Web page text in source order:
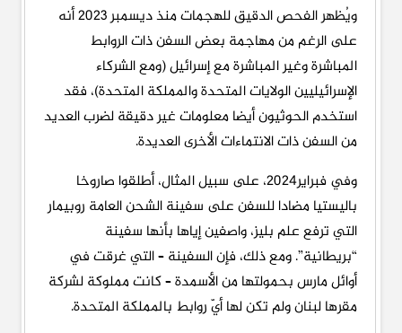
ويُظهر الفحص الدقيق للهجمات منذ ديسمبر 2023 أنه
على الرغم من مهاجمة بعض السفن ذات الروابط
المباشرة وغير المباشرة مع إسرائيل (ومع الشركاء
الإسرائيليين الولايات المتحدة والمملكة المتحدة)، فقد
استخدم الحوثيون أيضا معلومات غير دقيقة لضرب العديد
من السفن ذات الانتماءات الأخرى العديدة.
وفي فبراير2024، على سبيل المثال، أطلقوا صاروخا
باليستيا مضادا للسفن على سفينة الشحن العامة روبيمار
التي ترفع علم بليز، واصفين إياها بأنها سفينة
“بريطانية”. ومع ذلك، فإن السفينة – التي غرقت في
أوائل مارس بحمولتها من الأسمدة – كانت مملوكة لشركة
مقرها لبنان ولم تكن لها أيّ روابط بالمملكة المتحدة.